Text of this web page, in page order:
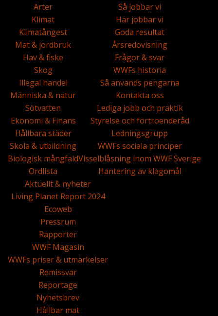
Arter
Klimat
Klimatångest
Mat & jordbruk
Hav & fiske
Skog
Illegal handel
Människa & natur
Sötvatten
Ekonomi & Finans
Hållbara städer
Skola & utbildning
Biologisk mångfald
Ordlista
Så jobbar vi
Här jobbar vi
Goda resultat
Årsredovisning
Frågor & svar
WWFs historia
Så används pengarna
Kontakta oss
Lediga jobb och praktik
Styrelse och förtroenderåd
Ledningsgrupp
WWFs sociala principer
Visselblåsning inom WWF Sverige
Hantering av klagomål
Aktuellt & nyheter
Living Planet Report 2024
Ecoweb
Pressrum
Rapporter
WWF Magasin
WWFs priser & utmärkelser
Remissvar
Reportage
Nyhetsbrev
Hållbar mat